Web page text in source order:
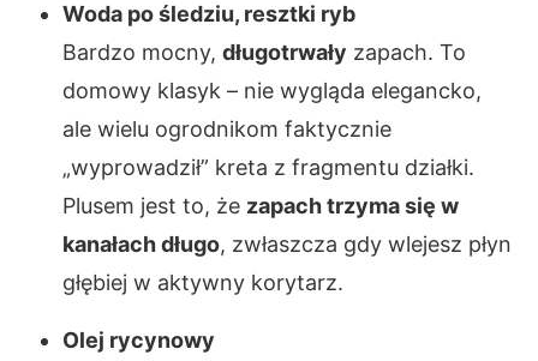
Woda po śledziu, resztki ryb
Bardzo mocny, długotrwały zapach. To
domowy klasyk – nie wygląda elegancko,
ale wielu ogrodnikom faktycznie
„wyprowadził” kreta z fragmentu działki.
Plusem jest to, że zapach trzyma się w
kanałach długo, zwłaszcza gdy wlejesz płyn
głębiej w aktywny korytarz.
Olej rycynowy